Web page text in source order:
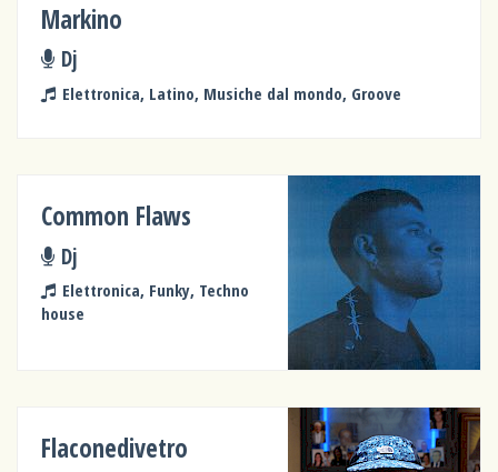
Markino
Dj
Elettronica, Latino, Musiche dal mondo, Groove
Common Flaws
Dj
Elettronica, Funky, Techno
house
Flaconedivetro